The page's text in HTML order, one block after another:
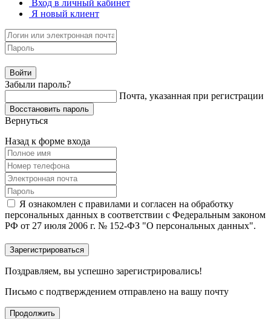
Вход в личный кабинет
Я новый клиент
Забыли пароль?
Почта, указанная при регистрации
Вернуться
Назад к форме входа
Я ознакомлен с правилами и согласен на обработку
персональных данных в соответствии с Федеральным законом
РФ от 27 июля 2006 г. № 152-ФЗ "О персональных данных".
Поздравляем, вы успешно зарегистрировались!
Письмо с подтверждением отправлено на вашу почту
Продолжить